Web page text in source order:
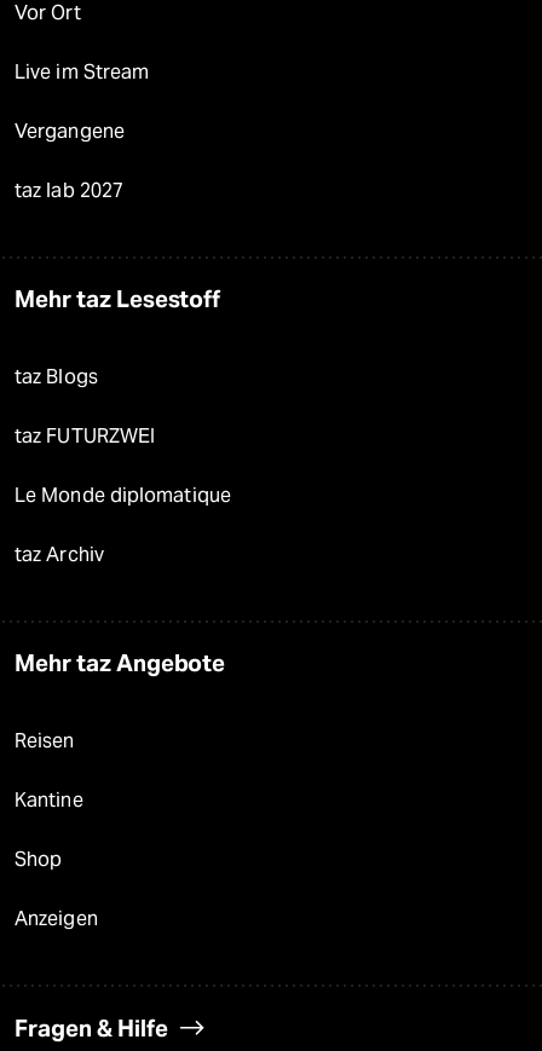
Vor Ort
Live im Stream
Vergangene
taz lab 2027
Mehr taz Lesestoff
taz Blogs
taz FUTURZWEI
Le Monde diplomatique
taz Archiv
Mehr taz Angebote
Reisen
Kantine
Shop
Anzeigen
Fragen & Hilfe